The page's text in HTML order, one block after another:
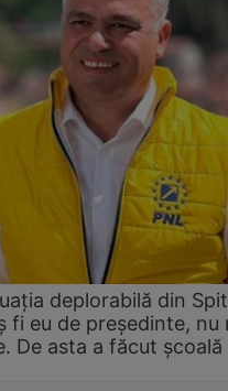
deplorabilă din
fi eu de președinte, nu
De asta a făcut școală